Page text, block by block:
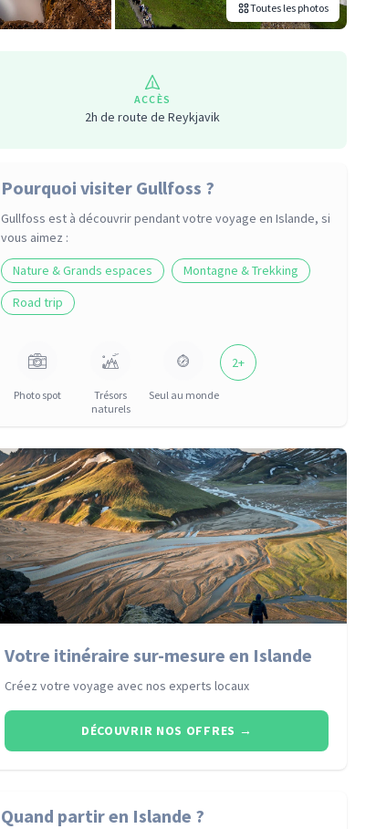
Toutes les photos
ACCÈS
2h de route de Reykjavik
Pourquoi visiter Gullfoss ?
Gullfoss est à découvrir pendant votre voyageen Islande, si
vous aimez :
Nature & Grands espaces
Montagne & Trekking
Road trip
Photo spot
Trésors
naturels
Seul au monde
2+
Votre itinéraire sur-mesure en Islande
Créez votre voyage avec nos experts locaux
DÉCOUVRIR NOS OFFRES →
Quand partiren Islande ?